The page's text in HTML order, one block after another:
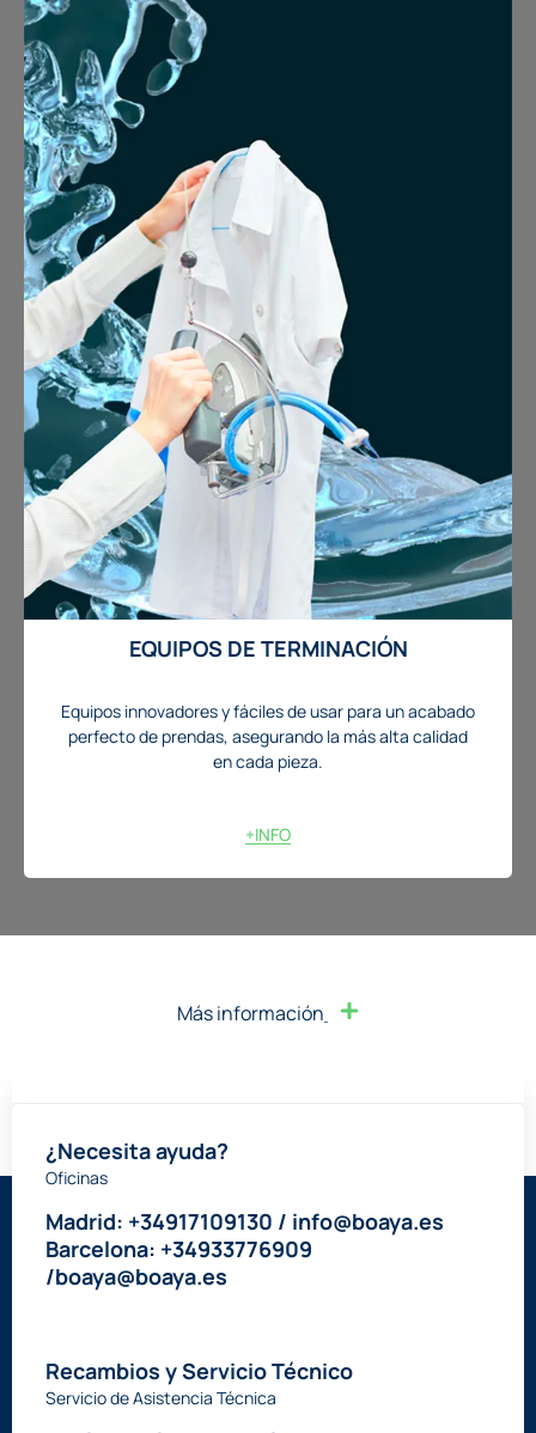
EQUIPOS DE TERMINACIÓN
Equipos innovadores y fáciles de usar para un acabado
perfecto de prendas, asegurando la más alta calidad
en cada pieza.
+INFO
Más información
¿Necesita ayuda?
Oficinas
Madrid: +34917109130 / info@boaya.es
Barcelona: +34933776909
/boaya@boaya.es
Recambios y Servicio Técnico
Servicio de Asistencia Técnica